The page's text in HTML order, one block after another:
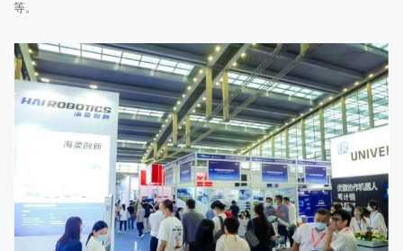
等。